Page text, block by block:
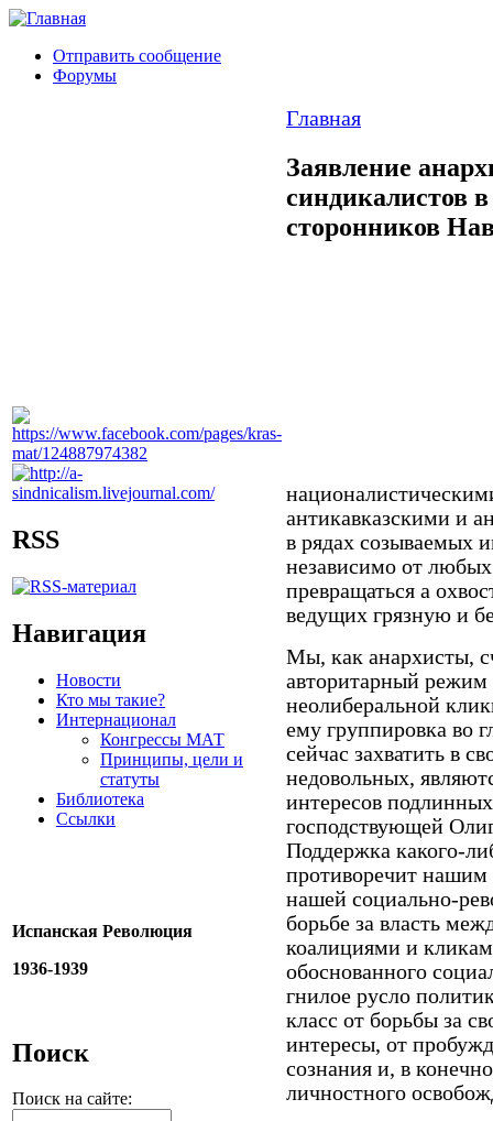
Отправить сообщение
Форумы
RSS
Навигация
Новости
Кто мы такие?
Интернационал
Конгрессы МАТ
Принципы, цели и
статуты
Библиотека
Ссылки
Испанская Революция
1936-1939
Поиск
Поиск на сайте:
Главная
Заявление
синдикалистов
сторонников
антикавказскими и
в рядах созываемых
независимо от
превращаться а
ведущих грязную и
Мы, как анархисты,
авторитарный
неолиберальной
ему группировка во
сейчас захватить в
недовольных,
интересов
господствующей
Поддержка какого-
противоречит
нашей социально-
борьбе за власть
коалициями и
обоснованного
гнилое русло
класс от борьбы за
интересы, от
сознания и, в
личностного